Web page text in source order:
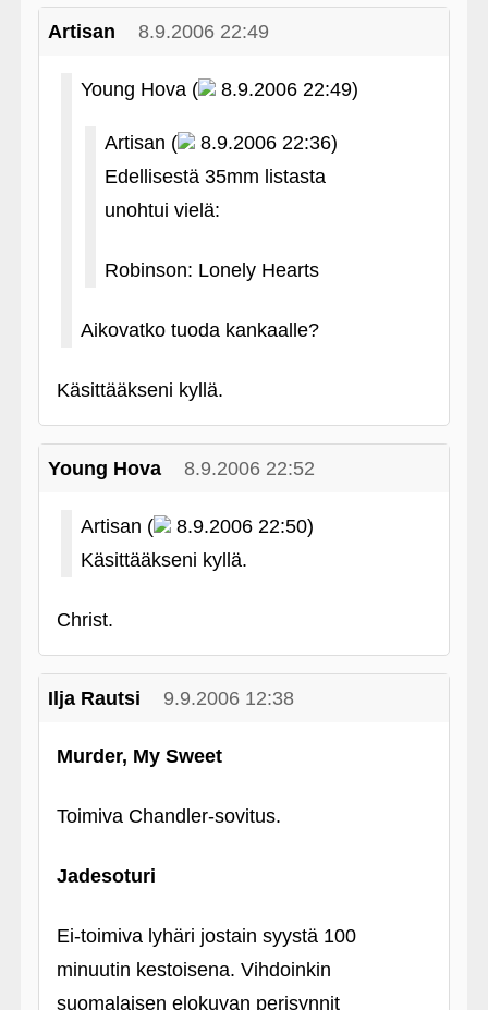
Artisan 8.9.2006 22:49
Young Hova ( 8.9.2006 22:49)
Artisan (
8.9.2006 22:36)
Edellisestä 35mm listasta
unohtui vielä:
Robinson: Lonely Hearts
Aikovatko tuoda kankaalle?
Käsittääkseni kyllä.
Young Hova 8.9.2006 22:52
Artisan (
8.9.2006 22:50)
Käsittääkseni kyllä.
Christ.
Ilja Rautsi 9.9.2006 12:38
Murder, My Sweet
Toimiva Chandler-sovitus.
Jadesoturi
Ei-toimiva lyhäri jostain syystä 100
minuutin kestoisena. Vihdoinkin
suomalaisen elokuvan perisynnit